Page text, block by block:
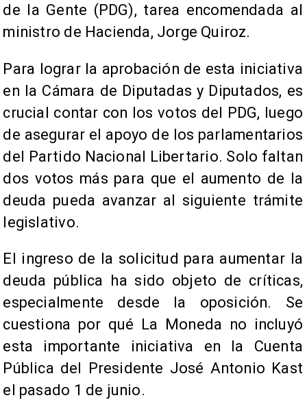
de la Gente (PDG), tarea encomendada al
ministro de Hacienda, Jorge Quiroz.
Para lograr la aprobación de esta iniciativa
en la Cámara de Diputadas y Diputados, es
crucial contar con los votos del PDG, luego
de asegurar el apoyo de los parlamentarios
del Partido Nacional Libertario. Solo faltan
dos votos más para que el aumento de la
deuda pueda avanzar al siguiente trámite
legislativo.
El ingreso de la solicitud para aumentar la
deuda pública ha sido objeto de críticas,
especialmente desde la oposición. Se
cuestiona por qué La Moneda no incluyó
esta importante iniciativa en la Cuenta
Pública del Presidente José Antonio Kast
el pasado 1 de junio.